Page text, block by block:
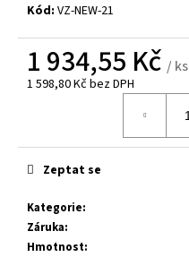
Kód: VZ-NEW-21
1 934,55 Kč / ks
1 598,80 Kč bez DPH
Kategorie:
Záruka:
Hmotnost:
Zeptat se
D
o
o
m